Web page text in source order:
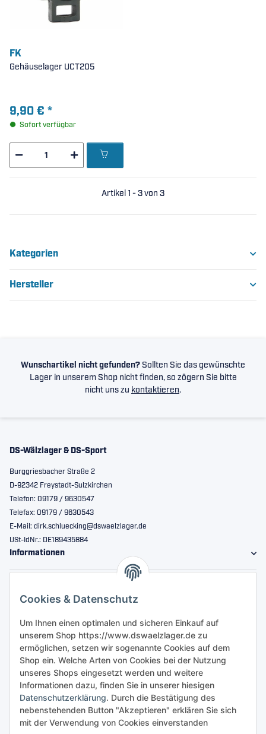
Cookies & Datenschutz
Um Ihnen einen optimalen und sicheren Einkauf auf
unserem Shop https://www.dswaelzlager.de zu
ermöglichen, setzen wir sogenannte Cookies auf dem
Shop ein. Welche Arten von Cookies bei der Nutzung
unseres Shops eingesetzt werden und weitere
Informationen dazu, finden Sie in unserer hiesigen
Datenschutzerklärung. Durch die Bestätigung des
nebenstehenden Button "Akzeptieren" erklären Sie sich
mit der Verwendung von Cookies einverstanden
FK
Gehäuselager UCT205
9,90 € *
Sofort verfügbar
Artikel 1 - 3 von 3
Kategorien
Hersteller
Wunschartikel nicht gefunden? Sollten Sie das gewünschte
Lager in unserem Shop nicht finden, so zögern Sie bitte
nicht uns zu kontaktieren.
DS-Wälzlager & DS-Sport
Burggriesbacher Straße 2
D-92342 Freystadt-Sulzkirchen
Telefon: 09179 / 9630547
Telefax: 09179 / 9630543
E-Mail: dirk.schluecking@dswaelzlager.de
USt-IdNr.: DE189435884
Informationen